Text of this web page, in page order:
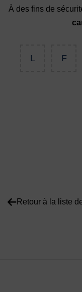
À des fins de
L F
Retour à la liste